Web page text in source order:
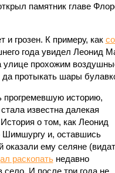
памятник главе
и грозен. К примеру, как
года увидел Леонид
прохожим
да протыкать шары
прогремевшую историю,
известна далекая
о том, как Леонид
Шимшургу и, оставшись
ему селяне
раскопатьнедавно
И после три года не